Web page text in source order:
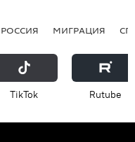
РОССИЯ МИГРАЦИЯ
ТikТоk Rutube